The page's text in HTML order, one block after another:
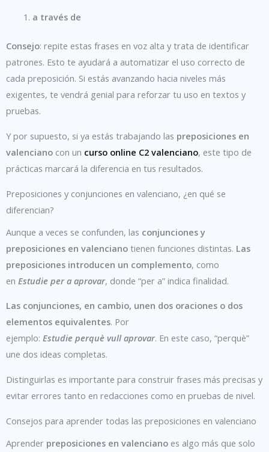
a través de
Consejo: repite estas frases en voz alta y trata de identificar
patrones. Esto te ayudará a automatizar el uso correcto de
cada preposición. Si estás avanzando hacia niveles más
exigentes, te vendrá genial para reforzar tu uso en textos y
pruebas.
Y por supuesto, si ya estás trabajando las preposiciones en
valenciano con un curso online C2 valenciano, este tipo de
prácticas marcará la diferencia en tus resultados.
Preposiciones y conjunciones en valenciano, ¿en qué se
diferencian?
Aunque a veces se confunden, las conjunciones y
preposiciones en valenciano tienen funciones distintas. Las
preposiciones introducen un complemento, como
en Estudie per a aprovar, donde “per a” indica finalidad.
Las conjunciones, en cambio, unen dos oraciones o dos
elementos equivalentes. Por
ejemplo: Estudie perquè vull aprovar. En este caso, “perquè”
une dos ideas completas.
Distinguirlas es importante para construir frases más precisas y
evitar errores tanto en redacciones como en pruebas de nivel.
Consejos para aprender todas las preposiciones en valenciano
Aprender preposiciones en valenciano es algo más que solo